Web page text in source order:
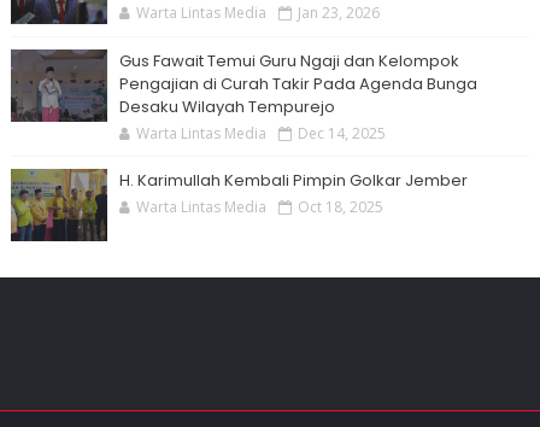
Warta Lintas Media Jan 23, 2026
Gus Fawait Temui Guru Ngaji dan Kelompok
Pengajian di Curah Takir Pada Agenda Bunga
Desaku Wilayah Tempurejo
Warta Lintas Media Dec 14, 2025
H. Karimullah Kembali Pimpin Golkar Jember
Warta Lintas Media Oct 18, 2025